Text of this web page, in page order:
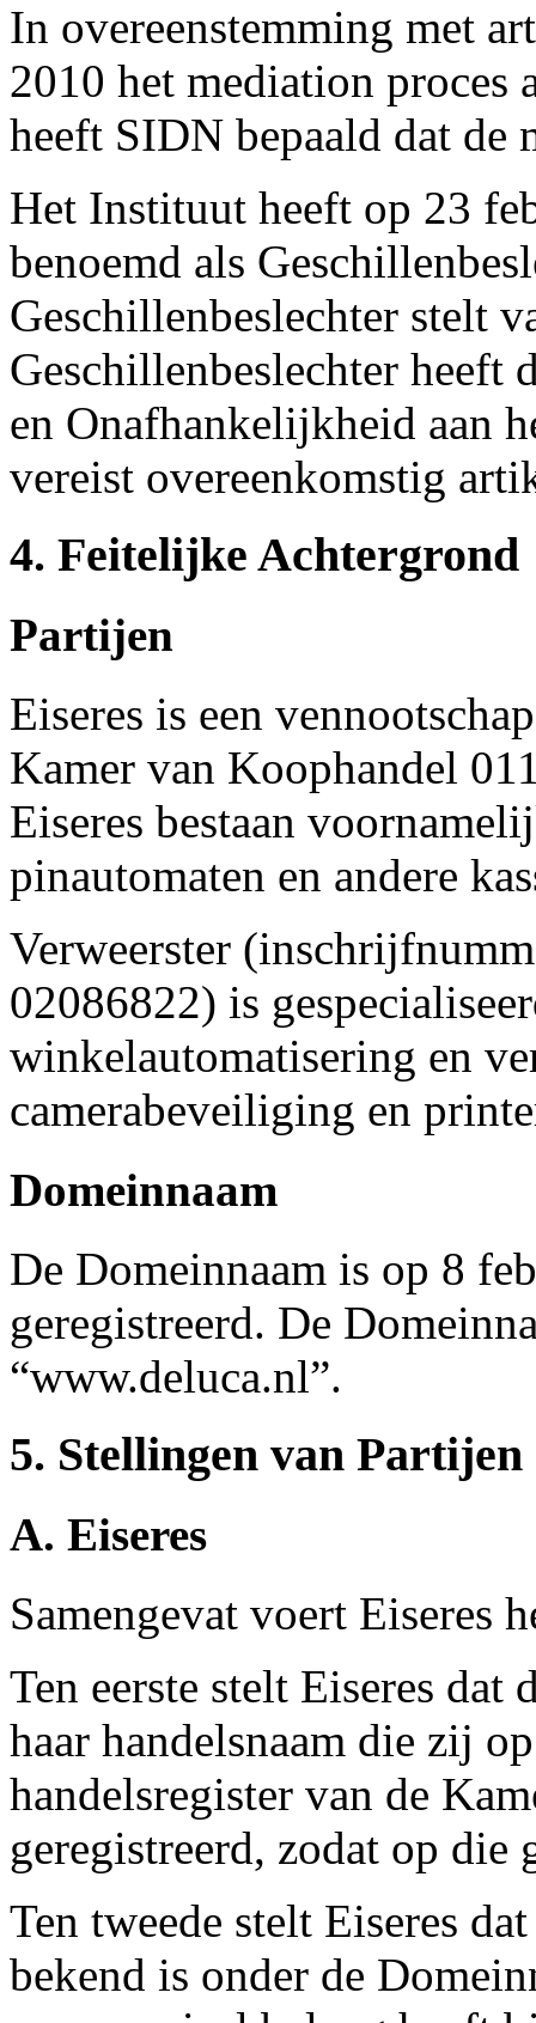
In overeenstemming met
2010 het mediation proces
heeft SIDN bepaald dat de
Het Instituut heeft op 23
benoemd als
Geschillenbeslechter stelt
Geschillenbeslechter
en Onafhankelijkheid aan
vereist overeenkomstig
4. Feitelijke Achtergrond
Partijen
Eiseres is een
Kamer van Koophandel
Eiseres bestaan
pinautomaten en andere
Verweerster
02086822) is
winkelautomatisering en
camerabeveiliging en
Domeinnaam
De Domeinnaam is op 8
geregistreerd. De
“www.deluca.nl”.
5. Stellingen van Partijen
A. Eiseres
Samengevat voert Eiseres
Ten eerste stelt Eiseres
haar handelsnaam die zij
handelsregister van de
geregistreerd, zodat op
Ten tweede stelt Eiseres
bekend is onder de